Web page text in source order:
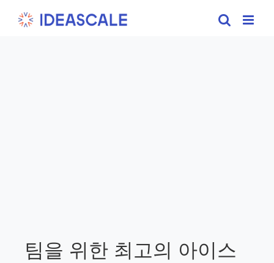
팀을 위한 최고의 아이스